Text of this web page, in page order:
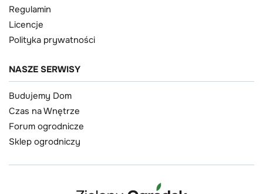
Regulamin
Licencje
Polityka prywatności
NASZE SERWISY
Budujemy Dom
Czas na Wnętrze
Forum ogrodnicze
Sklep ogrodniczy